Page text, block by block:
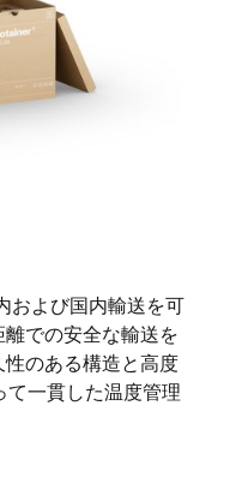
および国内輸送を可
での安全な輸送を
のある構造と高度
て一貫した温度管理